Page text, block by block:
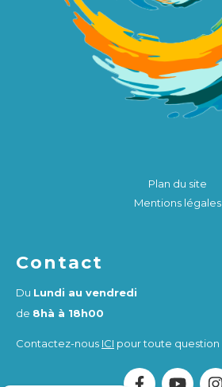
Plan du site
Mentions légales
Contact
Du Lundi au vendredi
de 8hà à 18h00
Contactez-nous ICI pour toute question